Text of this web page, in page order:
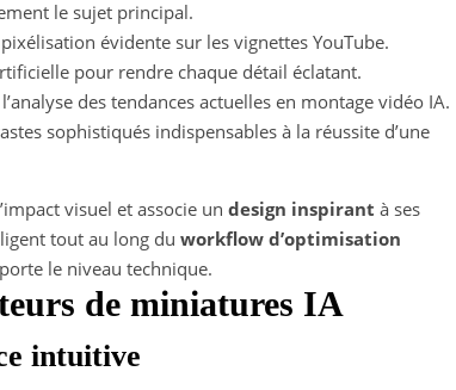
le sujet principal.
évidente sur les vignettes YouTube.
pour rendre chaque détail éclatant.
des tendances actuelles en montage vidéo IA.
sophistiqués indispensables à la réussite d’une
visuel et associe un design inspirant à ses
tout au long du workflow d’optimisation
le niveau technique.
de miniatures IA
intuitive